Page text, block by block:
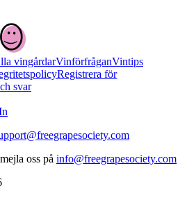
vingårdarVinförfråganVintips
Registrera för
svar
oss på info@freegrapesociety.com